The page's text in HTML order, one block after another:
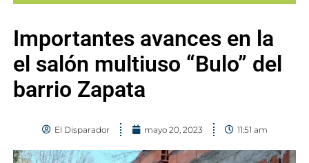
Importantes avances en la
el salón multiuso “Bulo” del
barrio Zapata
El Disparador mayo 20, 2023 11:51 am